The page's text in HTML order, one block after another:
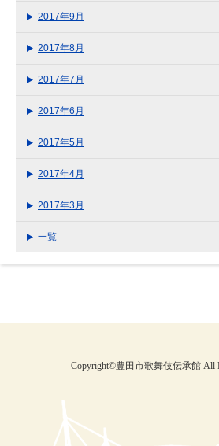
2017年9月
2017年8月
2017年7月
2017年6月
2017年5月
2017年4月
2017年3月
一覧
Copyright©豊田市歌舞伎伝承館 All